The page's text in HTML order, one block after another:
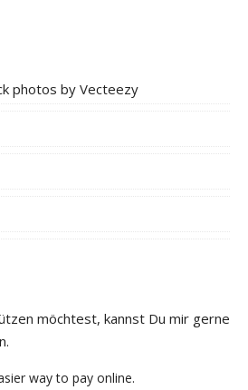
photos by Vecteezy
möchtest, kannst Du mir gerne